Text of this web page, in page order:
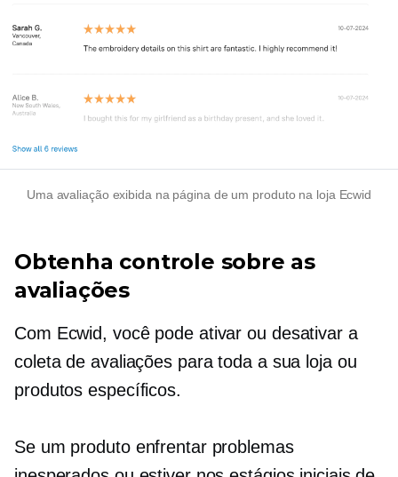
Uma avaliação exibida na página de um produto na loja Ecwid
Obtenha controle sobre as
avaliações
Com Ecwid, você pode ativar ou desativar a
coleta de avaliações para toda a sua loja ou
produtos específicos.
Se um produto enfrentar problemas